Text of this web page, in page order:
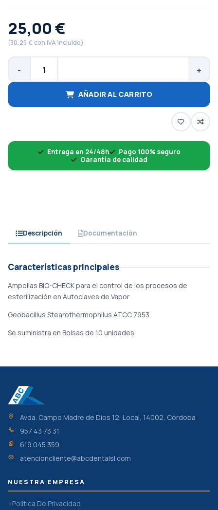
25,00 €
(30,25 € con IVA incluido)
AÑADIR AL CARRITO
Entrega en 24/48h
Pago 100% seguro
Garantía de calidad
Descripción Documentación
Características principales
Ampollas BIO-CHECK para el control de los procesos de
esterilización en Autoclaves de Vapor
Geobacillus Stearothermophilus ATCC 7953
Se suministra en Bolsas de 10 unidades
Avda. Campo Madre de Dios 12, Local, 14002, Córdoba
957 43 73 31
619 045 359
atencioncliente@abcdentalsl.com
NUESTRA EMPRESA
Política De Privacidad